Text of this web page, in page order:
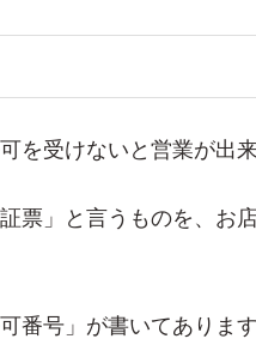
を受けないと営業が出来
票」と言うものを、お
番号」が書いてあります